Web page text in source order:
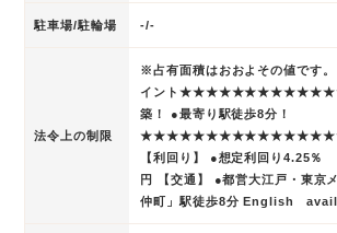
駐車場/駐輪場 -/-
法令上の制限
※占有面積はおおよその値です
イント★★★★★★★★★★★★★
築！ ●最寄り駅徒歩8分！
【利回り】 ●想定利回り4.25
円 【交通】 ●都営大江戸・東京
仲町」駅徒歩8分 English